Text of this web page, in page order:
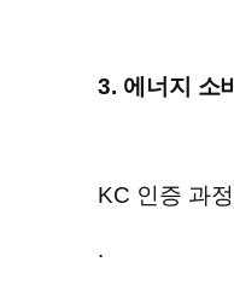
3. 에너지 소
KC 인증 과
.